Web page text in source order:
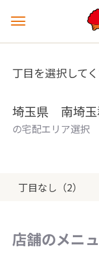
メ
ュ
を
丁目を選択して
埼玉県 南埼
の宅配エリア選択
丁目なし（2）
店舗のメニ